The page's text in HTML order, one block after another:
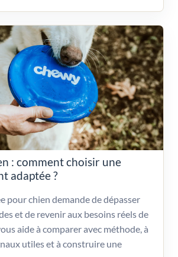
: comment choisir une
adaptée ?
pour chien demande de dépasser
et de revenir aux besoins réels de
aide à comparer avec méthode, à
utiles et à construire une